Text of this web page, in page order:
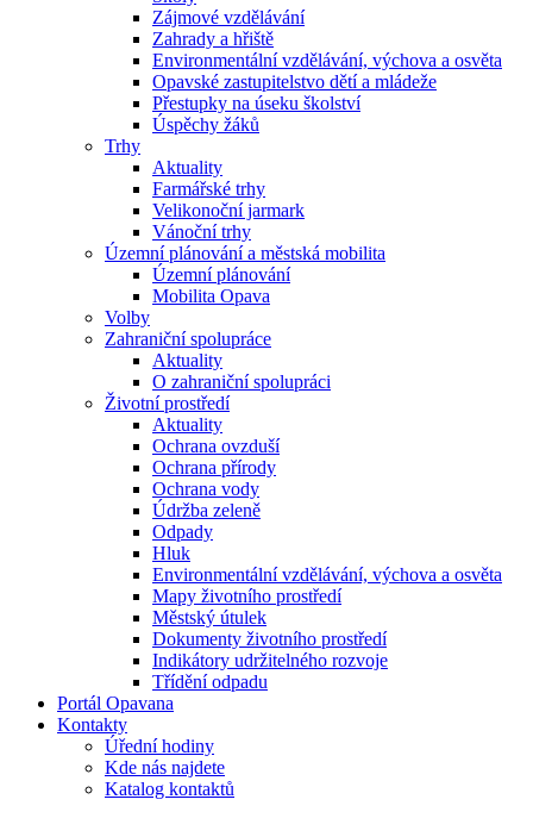
Zájmové vzdělávání
Zahrady a hřiště
Environmentální vzdělávání, výchova a osvěta
Opavské zastupitelstvo dětí a mládeže
Přestupky na úseku školství
Úspěchy žáků
Trhy
Aktuality
Farmářské trhy
Velikonoční jarmark
Vánoční trhy
Územní plánování a městská mobilita
Územní plánování
Mobilita Opava
Volby
Zahraniční spolupráce
Aktuality
O zahraniční spolupráci
Životní prostředí
Aktuality
Ochrana ovzduší
Ochrana přírody
Ochrana vody
Údržba zeleně
Odpady
Hluk
Environmentální vzdělávání, výchova a osvěta
Mapy životního prostředí
Městský útulek
Dokumenty životního prostředí
Indikátory udržitelného rozvoje
Třídění odpadu
Portál Opavana
Kontakty
Úřední hodiny
Kde nás najdete
Katalog kontaktů